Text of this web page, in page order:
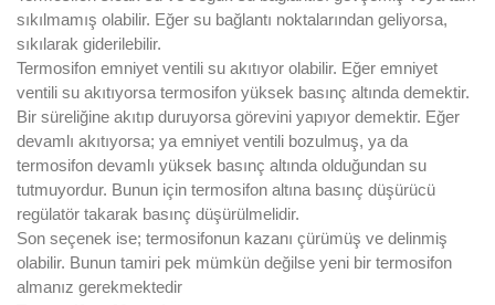
sıkılmamış olabilir. Eğer su bağlantı noktalarından geliyorsa,
sıkılarak giderilebilir.
Termosifon emniyet ventili su akıtıyor olabilir. Eğer emniyet
ventili su akıtıyorsa termosifon yüksek basınç altında demektir.
Bir süreliğine akıtıp duruyorsa görevini yapıyor demektir. Eğer
devamlı akıtıyorsa; ya emniyet ventili bozulmuş, ya da
termosifon devamlı yüksek basınç altında olduğundan su
tutmuyordur. Bunun için termosifon altına basınç düşürücü
regülatör takarak basınç düşürülmelidir.
Son seçenek ise; termosifonun kazanı çürümüş ve delinmiş
olabilir. Bunun tamiri pek mümkün değilse yeni bir termosifon
almanız gerekmektedir